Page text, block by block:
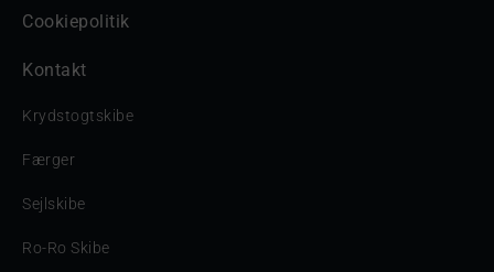
Cookiepolitik
Kontakt
Krydstogtskibe
Færger
Sejlskibe
Ro-Ro Skibe